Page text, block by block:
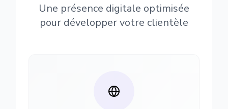
Une présence digitale optimisée
pour développer votre clientèle